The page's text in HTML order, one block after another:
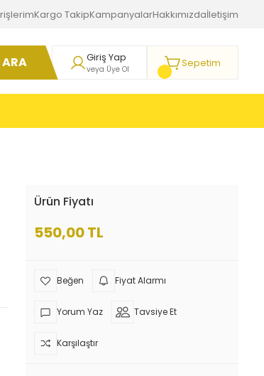
Kargo TakipKampanyalarHakkımızdaİletişim
ARA Giriş Yap
veya Üye Ol Sepetim
Ürün Fiyatı
550,00 TL
Fiyat Alarmı
Yorum Yaz Tavsiye Et
Karşılaştır